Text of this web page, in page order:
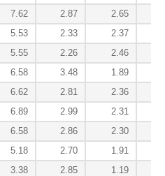
7.62 2.87 2.65
5.53 2.33 2.37
5.55 2.26 2.46
6.58 3.48 1.89
6.62 2.81 2.36
6.89 2.99 2.31
6.58 2.86 2.30
5.18 2.70 1.91
3.38 2.85 1.19